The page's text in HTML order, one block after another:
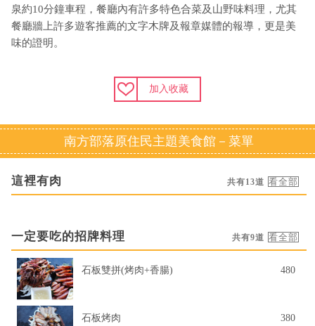
泉約10分鐘車程，餐廳內有許多特色合菜及山野味料理，尤其
餐廳牆上許多遊客推薦的文字木牌及報章媒體的報導，更是美
味的證明。
加入收藏
南方部落原住民主題美食館－菜單
這裡有肉 共有13道
一定要吃的招牌料理 共有9道
石板雙拼(烤肉+香腸) 480
石板烤肉 380